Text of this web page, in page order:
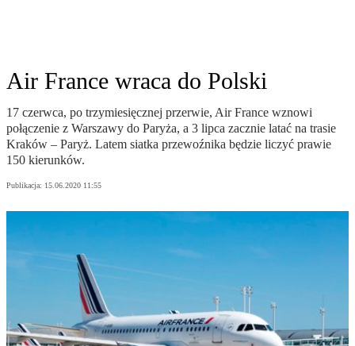
Air France wraca do Polski
17 czerwca, po trzymiesięcznej przerwie, Air France wznowi
połączenie z Warszawy do Paryża, a 3 lipca zacznie latać na trasie
Kraków – Paryż. Latem siatka przewoźnika będzie liczyć prawie
150 kierunków.
Publikacja: 15.06.2020 11:55